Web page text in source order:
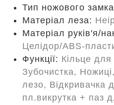
Тип ножового
Матеріал леза:
Матеріал руків'я/
Целідор/ABS-
Функції: Кільце для
Зубочистка,
лезо, Відкривачка
пл.викрутка + паз